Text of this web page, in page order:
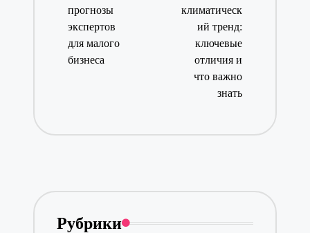
прогнозы
экспертов
для малого
бизнеса
климатическ
ий тренд:
ключевые
отличия и
что важно
знать
Рубрики